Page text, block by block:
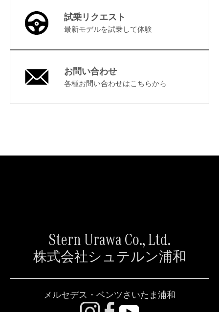
試乗リクエスト
最新モデルを試乗して体験
お問い合わせ
各種お問い合わせはこちらから
株式会社シュテルン浦和
Stern Urawa Co., Ltd.
メルセデス・ベンツさいたま浦和